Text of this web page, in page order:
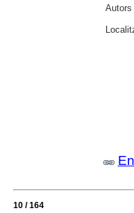
Autors
10 / 164